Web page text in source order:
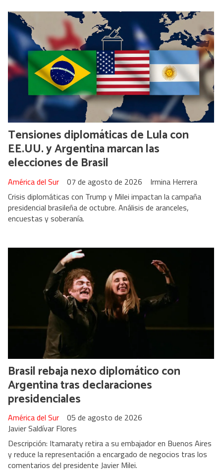
Tensiones diplomáticas de Lula con
EE.UU. y Argentina marcan las
elecciones de Brasil
Irmina Herrera
América del Sur
07 de agosto de 2026
Crisis diplomáticas con Trump y Milei impactan la campaña
presidencial brasileña de octubre. Análisis de aranceles,
encuestas y soberanía.
Brasil rebaja nexo diplomático con
Argentina tras declaraciones
presidenciales
Javier Saldívar Flores
América del Sur 05 de agosto de 2026
Descripción: Itamaraty retira a su embajador en Buenos Aires
y reduce la representación a encargado de negocios tras los
comentarios del presidente Javier Milei.